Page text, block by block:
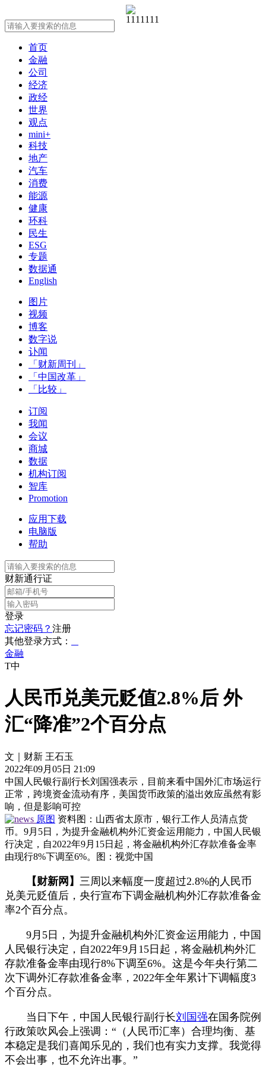
首页
金融
公司
经济
政经
世界
观点
mini+
科技
地产
汽车
消费
能源
健康
环科
民生
ESG
专题
数据通
English
图片
视频
博客
数字说
讣闻
「财新周刊」
「中国改革」
「比较」
订阅
我闻
会议
商城
数据
机构订阅
智库
Promotion
应用下载
电脑版
帮助
财新通行证
登录
忘记密码？ 注册
其他登录方式：
金融
T中
人民币兑美元贬值2.8%后 外
汇“降准”2个百分点
文｜财新 王石玉
2022年09月05日 21:09
中国人民银行副行长刘国强表示，目前来看中国外汇市场运行
正常，跨境资金流动有序，美国货币政策的溢出效应虽然有影
响，但是影响可控
原图 资料图：山西省太原市，银行工作人员清点货
币。9月5日，为提升金融机构外汇资金运用能力，中国人民银
行决定，自2022年9月15日起，将金融机构外汇存款准备金率
由现行8%下调至6%。图：视觉中国
【财新网】 三周以来幅度一度超过2.8%的人民币
兑美元贬值后，央行宣布下调金融机构外汇存款准备金
率2个百分点。
9月5日，为提升金融机构外汇资金运用能力，中国
人民银行决定，自2022年9月15日起，将金融机构外汇
存款准备金率由现行8%下调至6%。这是今年央行第二
次下调外汇存款准备金率，2022年全年累计下调幅度3
个百分点。
当日下午，中国人民银行副行长刘国强在国务院例
行政策吹风会上强调：“（人民币汇率）合理均衡、基
本稳定是我们喜闻乐见的，我们也有实力支撑。我觉得
不会出事，也不允许出事。”